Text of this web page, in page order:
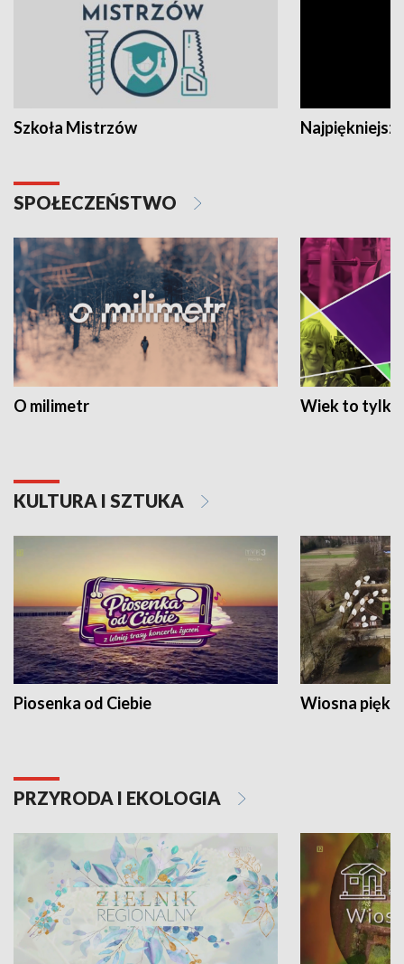
Szkoła Mistrzów
SPOŁECZEŃSTWO
O milimetr Wiek to tylko
KULTURA I SZTUKA
Piosenka od Ciebie Wiosna
PRZYRODA I EKOLOGIA